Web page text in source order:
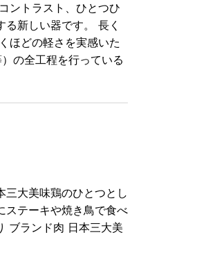
ントラスト、ひとつひ
新しい器です。 長く
ほどの軽さを実感いた
の全工程を行っている
三大美味鶏のひとつとし
ステーキや焼き鳥で食べ
ブランド肉 日本三大美